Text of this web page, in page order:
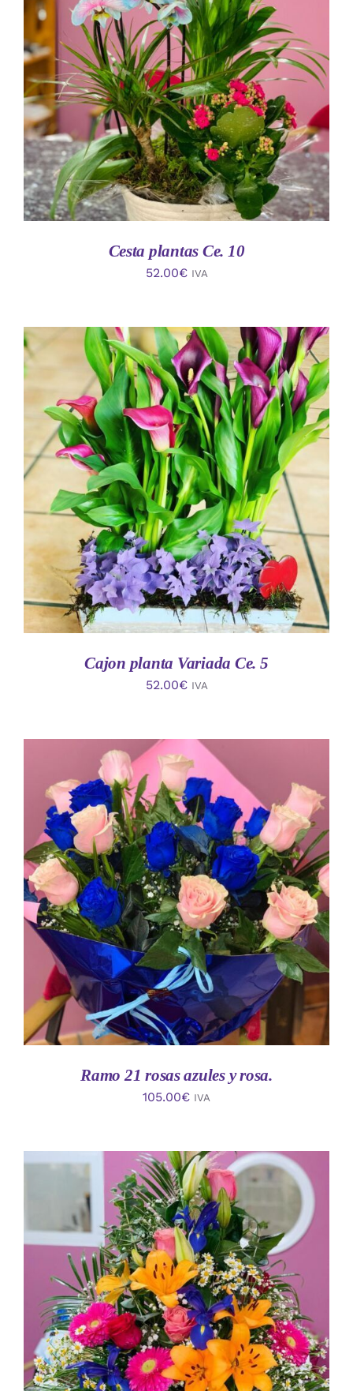
AÑADIR AL CARRITO
/
DETALLES
Cesta plantas Ce. 10
52.00€ IVA
AÑADIR AL CARRITO
/
DETALLES
Cajon planta Variada Ce. 5
52.00€ IVA
AÑADIR AL CARRITO
/
DETALLES
Ramo 21 rosas azules y rosa.
105.00€ IVA
AÑADIR AL CARRITO
/
DETALLES